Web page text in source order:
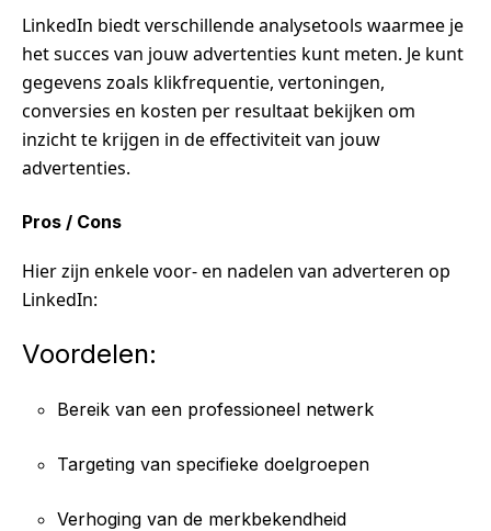
LinkedIn biedt verschillende analysetools waarmee je
het succes van jouw advertenties kunt meten. Je kunt
gegevens zoals klikfrequentie, vertoningen,
conversies en kosten per resultaat bekijken om
inzicht te krijgen in de effectiviteit van jouw
advertenties.
Pros / Cons
Hier zijn enkele voor- en nadelen van adverteren op
LinkedIn:
Voordelen:
Bereik van een professioneel netwerk
Targeting van specifieke doelgroepen
Verhoging van de merkbekendheid